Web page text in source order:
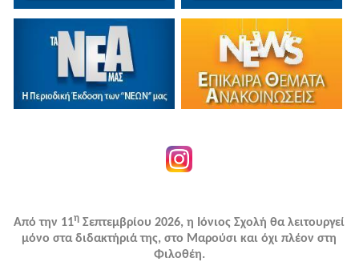
Από την 11η Σεπτεμβρίου 2026, η Ιόνιος Σχολή θα λειτουργεί
μόνο στα διδακτήριά της, στο Μαρούσι και όχι πλέον στη
Φιλοθέη.